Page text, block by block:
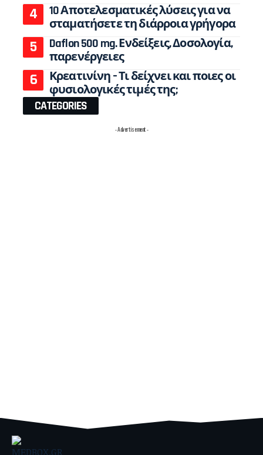
10 Αποτελεσματικές λύσεις για να
σταματήσετε τη διάρροια γρήγορα
Daflon 500 mg. Ενδείξεις, Δοσολογία,
παρενέργειες
Κρεατινίνη – Τι δείχνει και ποιες οι
φυσιολογικές τιμές της;
CATEGORIES
- Advertisement -